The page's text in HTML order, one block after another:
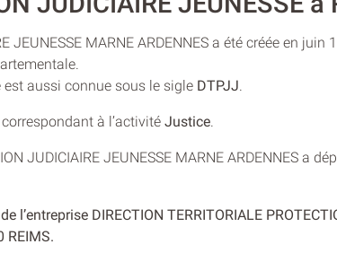
JEUNESSE MARNE ARDENNES a été créée en
aussi connue sous le sigle DTPJJ.
à l’activité Justice.
JUDICIAIRE JEUNESSE MARNE ARDENNES a
DIRECTION TERRITORIALE
REIMS.